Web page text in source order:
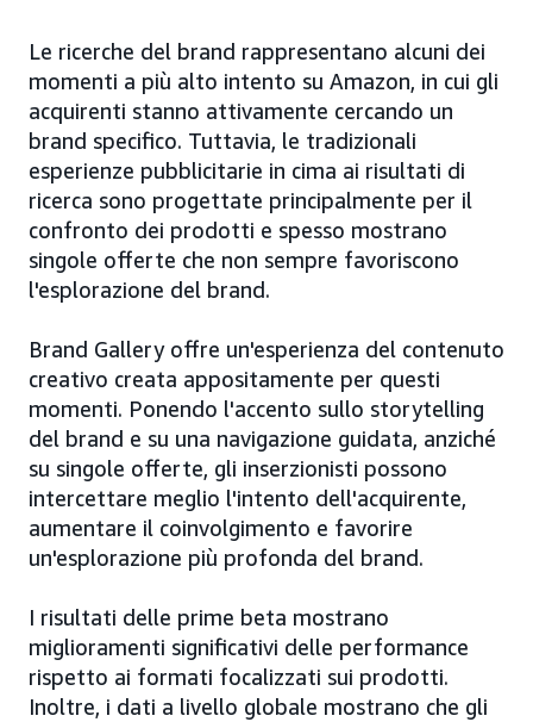
Le ricerche del brand rappresentano alcuni dei
momenti a più alto intento su Amazon, in cui gli
acquirenti stanno attivamente cercando un
brand specifico. Tuttavia, le tradizionali
esperienze pubblicitarie in cima ai risultati di
ricerca sono progettate principalmente per il
confronto dei prodotti e spesso mostrano
singole offerte che non sempre favoriscono
l'esplorazione del brand.
Brand Gallery offre un'esperienza del contenuto
creativo creata appositamente per questi
momenti. Ponendo l'accento sullo storytelling
del brand e su una navigazione guidata, anziché
su singole offerte, gli inserzionisti possono
intercettare meglio l'intento dell'acquirente,
aumentare il coinvolgimento e favorire
un'esplorazione più profonda del brand.
I risultati delle prime beta mostrano
miglioramenti significativi delle performance
rispetto ai formati focalizzati sui prodotti.
Inoltre, i dati a livello globale mostrano che gli